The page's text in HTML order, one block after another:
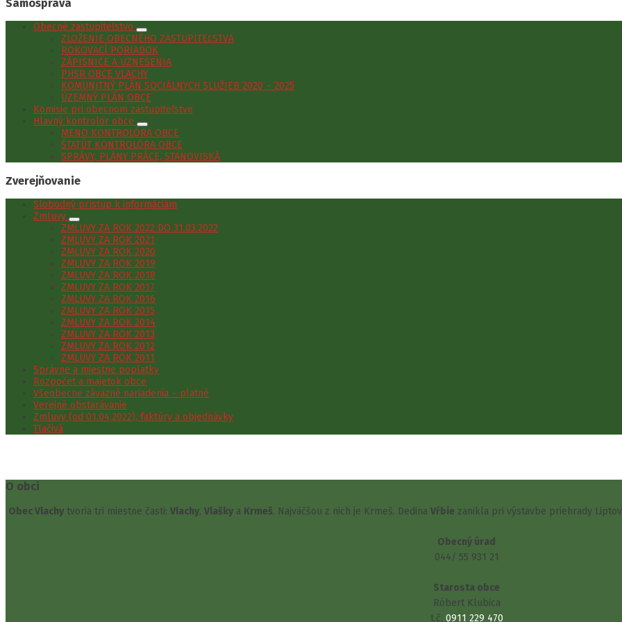
Samospráva
Obecné zastupiteľstvo
ZLOŽENIE OBECNÉHO ZASTUPITEĽSTVA
ROKOVACÍ PORIADOK
ZÁPISNICE A UZNESENIA
PHSR OBCE VLACHY
KOMUNITNÝ PLÁN SOCIÁLNYCH SLUŽIEB 2020 – 2025
ÚZEMNÝ PLÁN OBCE
Komisie pri obecnom zastupiteľstve
Hlavný kontrolór obce
MENO KONTROLÓRA OBCE
ŠTATÚT KONTROLÓRA OBCE
SPRÁVY, PLÁNY PRÁCE, STANOVISKÁ
Zverejňovanie
Slobodný prístup k informáciám
Zmluvy
ZMLUVY ZA ROK 2022 DO 31.03.2022
ZMLUVY ZA ROK 2021
ZMLUVY ZA ROK 2020
ZMLUVY ZA ROK 2019
ZMLUVY ZA ROK 2018
ZMLUVY ZA ROK 2017
ZMLUVY ZA ROK 2016
ZMLUVY ZA ROK 2015
ZMLUVY ZA ROK 2014
ZMLUVY ZA ROK 2013
ZMLUVY ZA ROK 2012
ZMLUVY ZA ROK 2011
Správne a miestne poplatky
Rozpočet a majetok obce
Všeobecne záväzné nariadenia – platné
Verejné obstarávanie
Zmluvy (od 01.04.2022), faktúry a objednávky
Tlačivá
O obci
Obec Vlachy tvoria tri miestne časti: Vlachy, Vlašky a Krmeš. Najväčšou z nich je Krmeš. Dedina Vŕbie zanikla pri výstavbe priehrady
Obecný úrad
044/ 55 931 21
Starosta obce
Róbert Klubica
t.č. 0911 229 470